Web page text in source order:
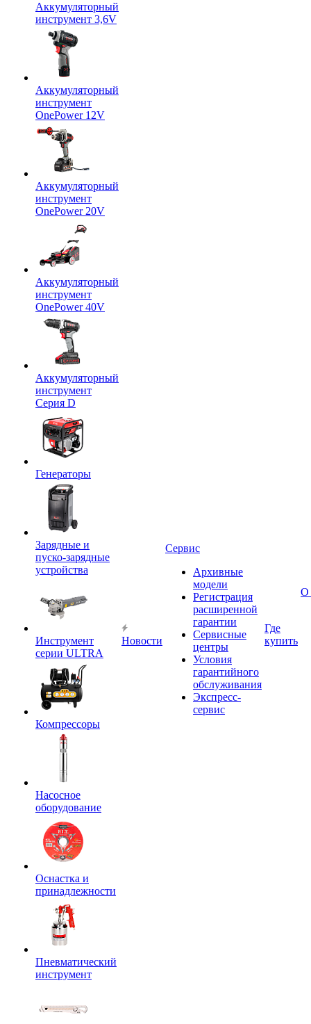
Аккумуляторный
инструмент 3,6V
Аккумуляторный
инструмент
OnePower 12V
Аккумуляторный
инструмент
OnePower 20V
Аккумуляторный
инструмент
OnePower 40V
Аккумуляторный
инструмент
Серия D
Генераторы
Зарядные и
пуско-зарядные
устройства
Инструмент
серии ULTRA
Компрессоры
Насосное
оборудование
Оснастка и
принадлежности
Пневматический
инструмент
Новости
Сервис
Архивные
модели
Регистрация
расширенной
гарантии
Сервисные
центры
Условия
гарантийного
обслуживания
Экспресс-
сервис
Где
купить
О